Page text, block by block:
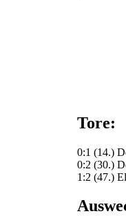
Tore:
0:1 (14.)
0:2 (30.)
1:2 (47.)